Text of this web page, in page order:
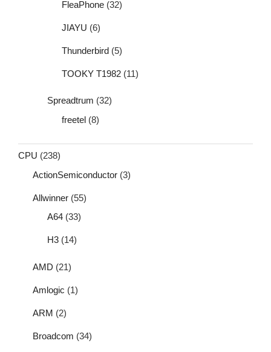
FleaPhone (32)
JIAYU (6)
Thunderbird (5)
TOOKY T1982 (11)
Spreadtrum (32)
freetel (8)
CPU (238)
ActionSemiconductor (3)
Allwinner (55)
A64 (33)
H3 (14)
AMD (21)
Amlogic (1)
ARM (2)
Broadcom (34)